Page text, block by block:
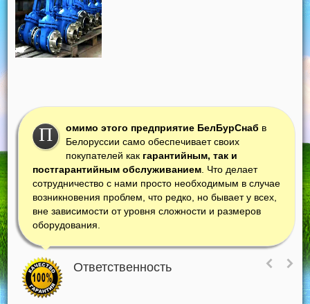
П омимо этого предприятие БелБурСнаб в
Белоруссии само обеспечивает своих
покупателей как гарантийным, так и
постгарантийным обслуживанием . Что делает
сотрудничество с нами просто необходимым в случае
возникновения проблем, что редко, но бывает у всех,
вне зависимости от уровня сложности и размеров
оборудования.
Ответственность